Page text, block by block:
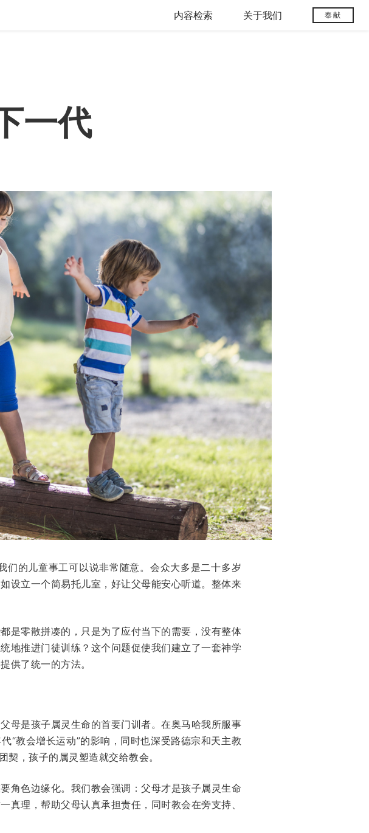
内容检索 关于我们 奉献
一代
的儿童事工可以说非常随意。会众大多是二十多岁
设立一个简易托儿室，好让父母能安心听道。整体来
是零散拼凑的，只是为了应付当下的需要，没有整体
地推进门徒训练？这个问题促使我们建立了一套神学
供了统一的方法。
母是孩子属灵生命的首要门训者。在奥马哈我所服事
“教会增长运动”的影响，同时也深受路德宗和天主教
，孩子的属灵塑造就交给教会。
角色边缘化。我们教会强调：父母才是孩子属灵生命
理，帮助父母认真承担责任，同时教会在旁支持、